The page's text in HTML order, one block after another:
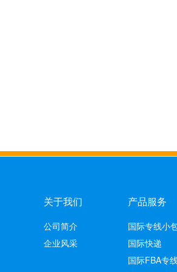
关于我们
公司简介
企业风采
产品服务
国际专线小
国际快递
国际FBA专